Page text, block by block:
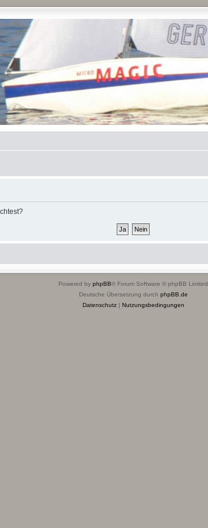
Powered by phpBB® Forum Software © phpBB Limited
Deutsche Übersetzung durch phpBB.de
Datenschutz| Nutzungsbedingungen